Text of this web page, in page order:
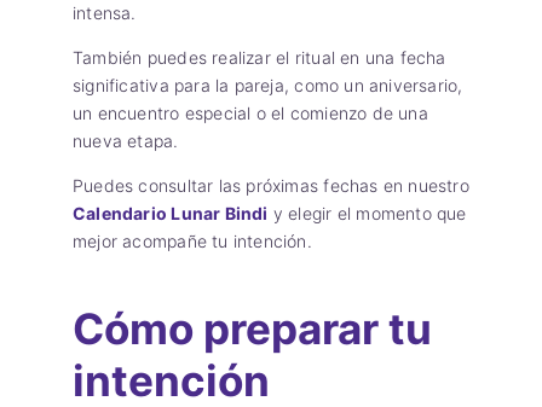
intensa.
También puedes realizar el ritual en una fecha
significativa para la pareja, como un aniversario,
un encuentro especial o el comienzo de una
nueva etapa.
Puedes consultar las próximas fechas en nuestro
Calendario Lunar Bindi y elegir el momento que
mejor acompañe tu intención.
Cómo preparar tu
intención